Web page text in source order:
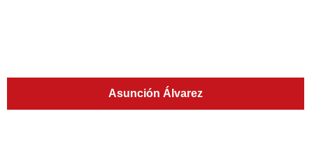
Asunción Álvarez